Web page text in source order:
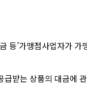
등’가맹점사업자가 가
받는 상품의 대금에